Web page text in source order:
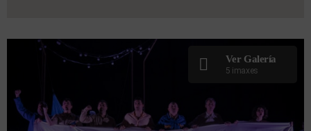
Ver Galería
5 imaxes